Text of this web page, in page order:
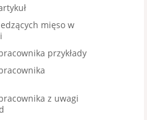
mięso w
przykłady
z uwagi